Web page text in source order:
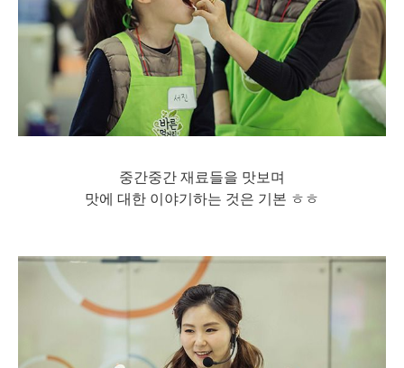
중간중간 재료들을 맛보며
맛에 대한 이야기하는 것은 기본 ㅎㅎ